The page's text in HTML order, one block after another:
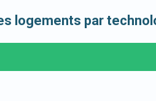
logements par